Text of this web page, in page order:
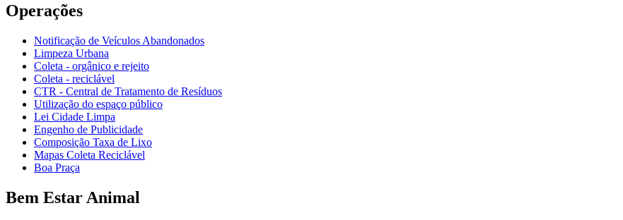
Operações
Notificação de Veículos Abandonados
Limpeza Urbana
Coleta - orgânico e rejeito
Coleta - reciclável
CTR - Central de Tratamento de Resíduos
Utilização do espaço público
Lei Cidade Limpa
Engenho de Publicidade
Composição Taxa de Lixo
Mapas Coleta Reciclável
Boa Praça
Bem Estar Animal